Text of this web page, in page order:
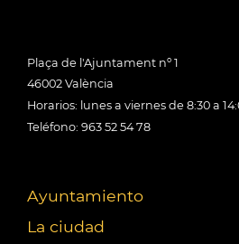
Plaça de l'Ajuntament nº 1
46002 València
Horarios: lunes a viernes de 8:30 a
Teléfono: 963 52 54 78
Ayuntamiento
La ciudad